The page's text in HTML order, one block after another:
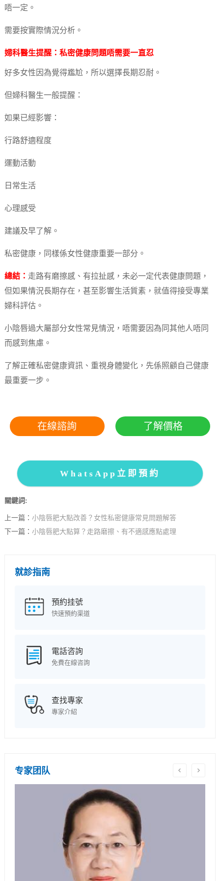
唔一定。
需要按實際情況分析。
婦科醫生提醒：私密健康問題唔需要一直忍
好多女性因為覺得尷尬，所以選擇長期忍耐。
但婦科醫生一般提醒：
如果已經影響：
行路舒適程度
運動活動
日常生活
心理感受
建議及早了解。
私密健康，同樣係女性健康重要一部分。
總結： 走路有磨擦感、有拉扯感，未必一定代表健康問題，
但如果情況長期存在，甚至影響生活質素，就值得接受專業
婦科評估。
小陰唇過大屬部分女性常見情況，唔需要因為同其他人唔同
而感到焦慮。
了解正確私密健康資訊、重視身體變化，先係照顧自己健康
最重要一步。
在線諮詢 了解價格
WhatsApp立即預約
關鍵詞:
上一篇： 小陰唇肥大點改善？女性私密健康常見問題解答
下一篇： 小陰唇肥大點算？走路磨擦、有不適感應點處理
就診指南
預約挂號
快速預約渠道
電話咨詢
免費在線咨詢
查找專家
專家介紹
专家团队